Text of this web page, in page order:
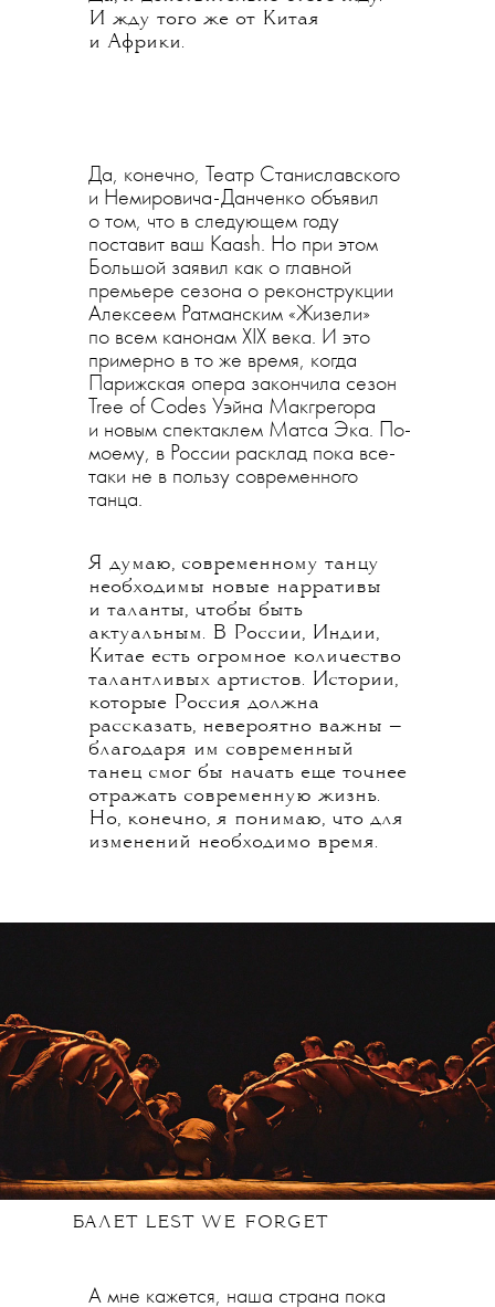
И жду того же от Китая
и Африки.
Да, конечно, Театр Станиславского
и Немировича-Данченко объявил
о том, что в следующем году
поставит ваш Kaash. Но при этом
Большой заявил как о главной
премьере сезона о реконструкции
Алексеем Ратманским «Жизели»
по всем канонам XIX века. И это
примерно в то же время, когда
Парижская опера закончила сезон
Tree of Codes Уэйна Макгрегора
и новым спектаклем Матса Эка. По-
моему, в России расклад пока все-
таки не в пользу современного
танца.
Я думаю, современному танцу
необходимы новые нарративы
и таланты, чтобы быть
актуальным. В России, Индии,
Китае есть огромное количество
талантливых артистов. Истории,
которые Россия должна
рассказать, невероятно важны —
благодаря им современный
танец смог бы начать еще точнее
отражать современную жизнь.
Но, конечно, я понимаю, что для
изменений необходимо время.
БАЛЕТ LEST WE FORGET
А мне кажется, наша страна пока